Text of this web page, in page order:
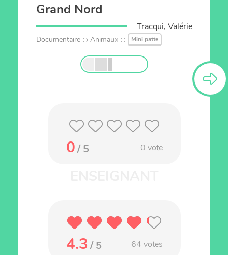
Grand Nord
Tracqui, Valérie
Documentaire Animaux Mini patte
0/ 5 0 vote
4.3 / 5 64 votes